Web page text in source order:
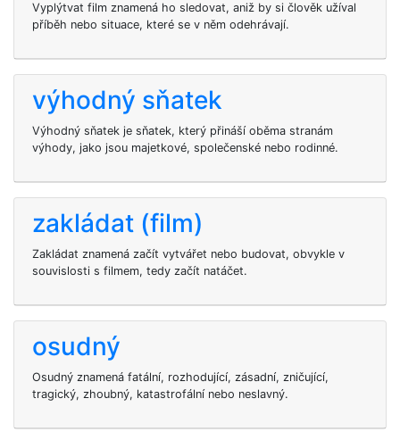
Vyplýtvat film znamená ho sledovat, aniž by si člověk užíval
příběh nebo situace, které se v něm odehrávají.
výhodný sňatek
Výhodný sňatek je sňatek, který přináší oběma stranám
výhody, jako jsou majetkové, společenské nebo rodinné.
zakládat (film)
Zakládat znamená začít vytvářet nebo budovat, obvykle v
souvislosti s filmem, tedy začít natáčet.
osudný
Osudný znamená fatální, rozhodující, zásadní, zničující,
tragický, zhoubný, katastrofální nebo neslavný.